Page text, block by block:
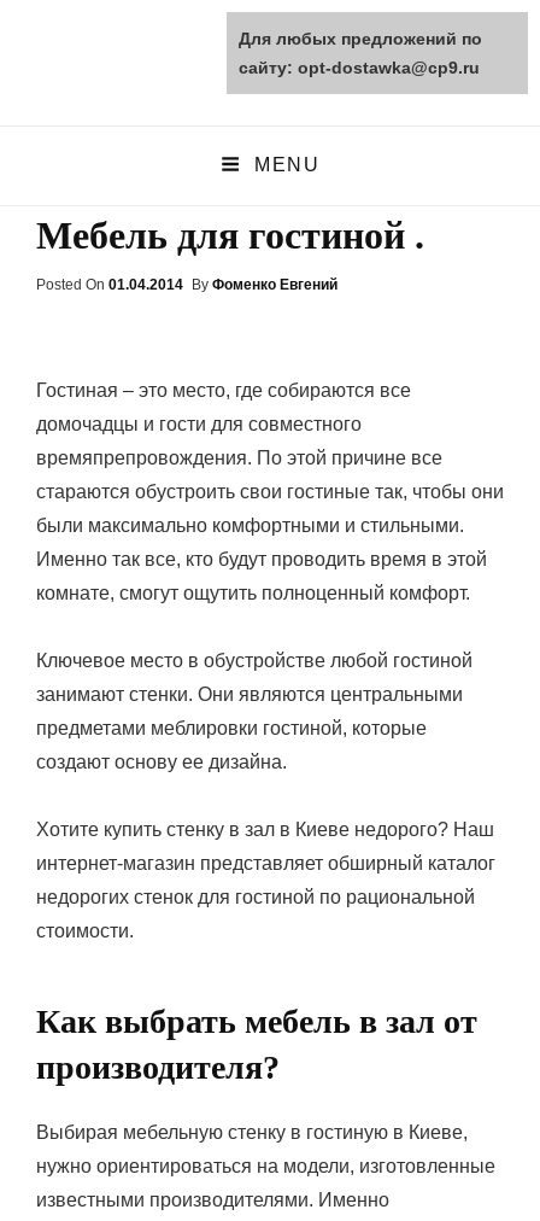
opt-dostawka.ru
MENU
Мебель для гостиной .
Posted On Posted
01.04.2014 By Фоменко Евгений
Гостиная – это место, где собираются все
домочадцы и гости для совместного
времяпрепровождения. По этой причине все
стараются обустроить свои гостиные так, чтобы они
были максимально комфортными и стильными.
Именно так все, кто будут проводить время в этой
комнате, смогут ощутить полноценный комфорт.
Ключевое место в обустройстве любой гостиной
занимают стенки. Они являются центральными
предметами меблировки гостиной, которые
создают основу ее дизайна.
Хотите купить стенку в зал в Киеве недорого? Наш
интернет-магазин представляет обширный каталог
недорогих стенок для гостиной по рациональной
стоимости.
Как выбрать мебель в зал от
производителя?
Выбирая мебельную стенку в гостиную в Киеве,
нужно ориентироваться на модели, изготовленные
известными производителями. Именно
Для любых предложений по
сайту: opt-dostawka@cp9.ru